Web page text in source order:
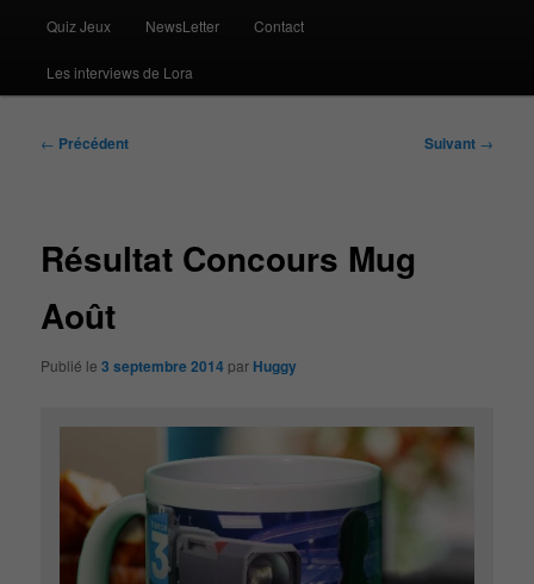
Quiz Jeux NewsLetter Contact
Les interviews de Lora
Navigation
← Précédent Suivant →
Résultat Concours Mug
Août
Publié le3 septembre 2014 par Huggy